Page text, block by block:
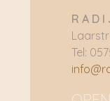
R A D
Tel: